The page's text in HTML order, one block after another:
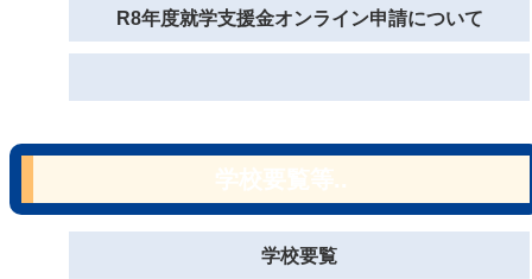
R8年度就学支援金オンライン申請について
学校要覧